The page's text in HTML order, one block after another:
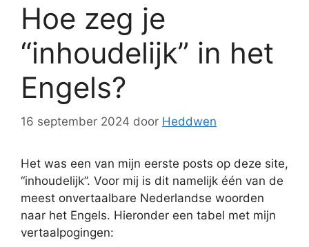
Hoe zeg je
“inhoudelijk” in het
Engels?
16 september 2024 door Heddwen
Het was een van mijn eerste posts op deze site,
“inhoudelijk”. Voor mij is dit namelijk één van de
meest onvertaalbare Nederlandse woorden
naar het Engels. Hieronder een tabel met mijn
vertaalpogingen: